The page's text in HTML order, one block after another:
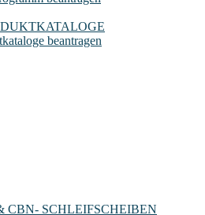
beantragen
CBN- SCHLEIFSCHEIBEN